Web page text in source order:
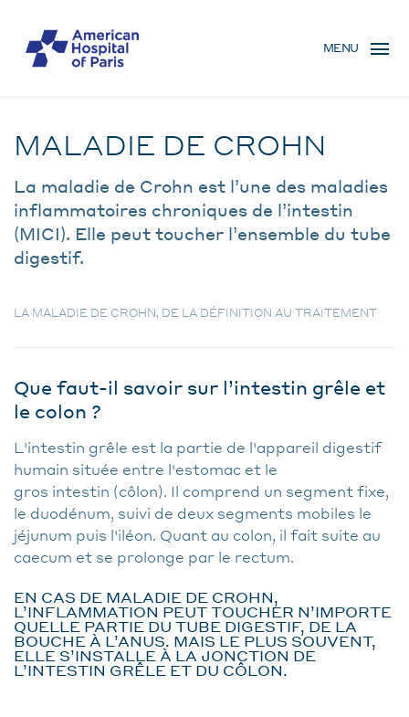
contenu
MENU
MOBILE
MENU
FIL
MALADIE DE CROHN
La maladie de Crohn est l’une des maladies
inflammatoires chroniques de l’intestin
(MICI). Elle peut toucher l’ensemble du tube
digestif.
LA MALADIE DE CROHN, DE LA DÉFINITION AU TRAITEMENT
Que faut-il savoir sur l’intestin grêle et
le colon ?
L'intestin grêle est la partie de l'appareil digestif
humain située entre l'estomac et le
gros intestin (côlon). Il comprend un segment fixe,
le duodénum, suivi de deux segments mobiles le
jéjunum puis l'iléon. Quant au colon, il fait suite au
caecum et se prolonge par le rectum.
EN CAS DE MALADIE DE CROHN,
L’INFLAMMATION PEUT TOUCHER N’IMPORTE
QUELLE PARTIE DU TUBE DIGESTIF, DE LA
BOUCHE À L’ANUS. MAIS LE PLUS SOUVENT,
ELLE S’INSTALLE À LA JONCTION DE
L’INTESTIN GRÊLE ET DU CÔLON.